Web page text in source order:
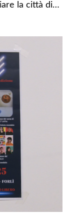
Forlì 2035 - Partecipa oggi per cambiare la città di domani